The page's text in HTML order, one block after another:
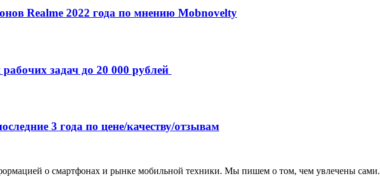
Realme 2022 года по мнению Mobnovelty
задач до 20 000 рублей
3 года по цене/качеству/отзывам
о смартфонах и рынке мобильной техники. Мы пишем о том, чем увлечены сами.